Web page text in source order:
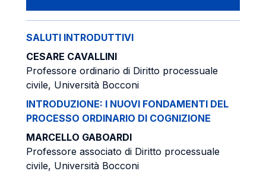
SALUTI INTRODUTTIVI
CESARE CAVALLINI
Professore ordinario di Diritto processuale
civile, Università Bocconi
INTRODUZIONE: I NUOVI FONDAMENTI DEL
PROCESSO ORDINARIO DI COGNIZIONE
MARCELLO GABOARDI
Professore associato di Diritto processuale
civile, Università Bocconi